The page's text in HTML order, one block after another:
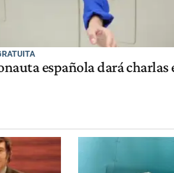
española dará charlas